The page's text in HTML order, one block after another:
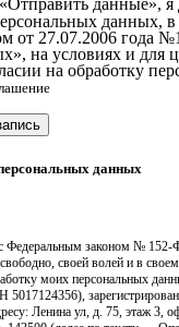
данных, в
от 27.07.2006 года
на условиях и для
на обработку
данных
Федеральным законом № 152-
своей волей и в
моих персональных
Ленина ул, д. 75, этаж 3,